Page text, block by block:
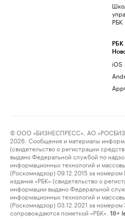
РБК
РБК
iOS
© ООО «БИЗНЕСПРЕСС», АО
2026. Сообщения и материалы
(свидетельство о регистрации
выдано Федеральной службой по
информационных технологий и
(Роскомнадзор) 09.12.2015 за
издания «РБК» (свидетельство о
информации выдано Федеральной
информационных технологий и
(Роскомнадзор) 03.12.2021 за
сопровождаются пометкой «РБК».
18+